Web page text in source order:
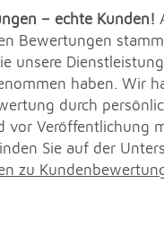
– echte Kunden!
Bewertungen
unsere
haben. Wir
durch
vor Veröffentlichung
Sie auf der
zu